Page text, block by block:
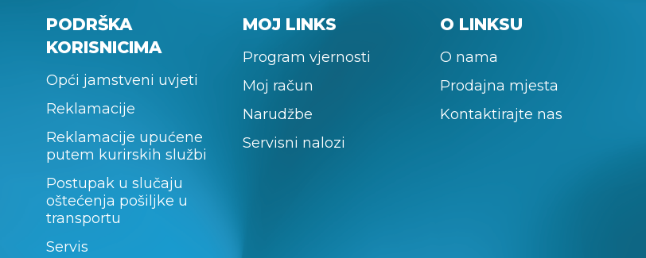
PODRŠKA
KORISNICIMA
Opći jamstveni uvjeti
Reklamacije
Reklamacije upućene
putem kurirskih službi
Postupak u slučaju
oštećenja pošiljke u
transportu
Servis
MOJ LINKS
Program vjernosti
Moj račun
Narudžbe
Servisni nalozi
O LINKSU
O nama
Prodajna mjesta
Kontaktirajte nas